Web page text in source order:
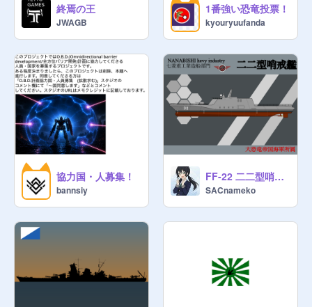
ギュレル共和国
大カレイ超帝国
ドイツ第五帝国
恐竜主義大帝国
大お寿司連邦
ゴジラ共和国
環太平洋帝国
古代平和島(帝国軍駐屯)
刃菜菜帝国
サメ共和国
ロシア帝国
恐竜教皇国
鳴龍連合国
竹畜帝国
最強鳥国
終焉の王
JWAGB
1番強い恐竜投票！
kyouryuufanda
協力国・人募集！
bannsiy
FF-22 二二型哨戒艦 第三十号艦/第三十九号艦
SACnameko